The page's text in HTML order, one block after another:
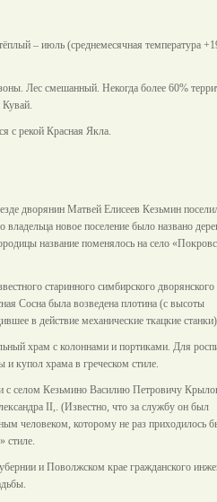
– июль (среднемесячная температура
Лес смешанный. Некогда более 60%
с рекой Красная Якла.
дворянин Матвей Елисеев Кезьмин
новое поселение было названо
название поменялось на село
старинного симбирского дворянского
Сосна была возведена плотина (с высоты
в действие механические ткацкие
храм с колоннами и портиками. Для
купол храма в греческом стиле.
с селом Кезьмино Василию Петровичу
II,. (Известно, что за службу он был
человеком, которому не раз приходилось
стиле.
и Поволжском крае гражданского